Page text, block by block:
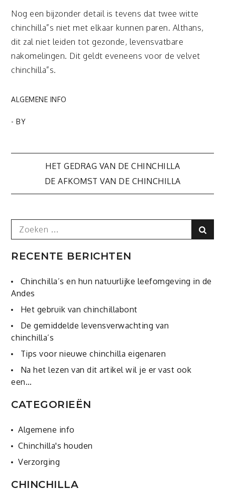
Nog een bijzonder detail is tevens dat twee witte
chinchilla”s niet met elkaar kunnen paren. Althans,
dit zal niet leiden tot gezonde, levensvatbare
nakomelingen. Dit geldt eveneens voor de velvet
chinchilla”s.
ALGEMENE INFO
- BY
Bericht
navigatie
HET GEDRAG VAN DE CHINCHILLA
DE AFKOMST VAN DE CHINCHILLA
Search
for:
RECENTE BERICHTEN
Chinchilla’s en hun natuurlijke leefomgeving in de
Andes
Het gebruik van chinchillabont
De gemiddelde levensverwachting van
chinchilla’s
Tips voor nieuwe chinchilla eigenaren
Na het lezen van dit artikel wil je er vast ook
een…
CATEGORIEËN
Algemene info
Chinchilla's houden
Verzorging
CHINCHILLA